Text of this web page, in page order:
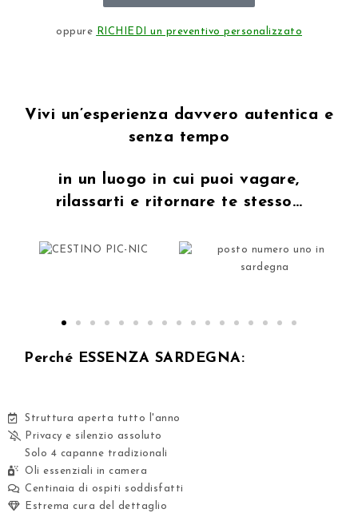
oppure RICHIEDI un preventivo personalizzato
Vivi un’esperienza davvero autentica e
senza tempo
in un luogo in cui puoi vagare,
rilassarti e ritornare te stesso​…
Perché ESSENZA SARDEGNA:
Struttura aperta tutto l'anno
Privacy e silenzio assoluto
Solo 4 capanne tradizionali
Oli essenziali in camera
Centinaia di ospiti soddisfatti
Estrema cura del dettaglio